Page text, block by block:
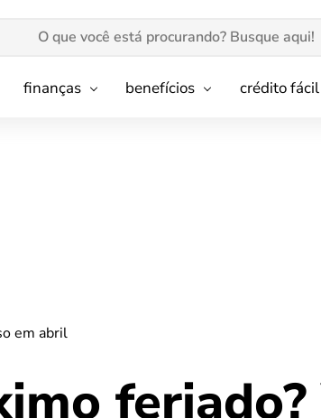
finanças benefícios crédito fácil
em abril
feriado?